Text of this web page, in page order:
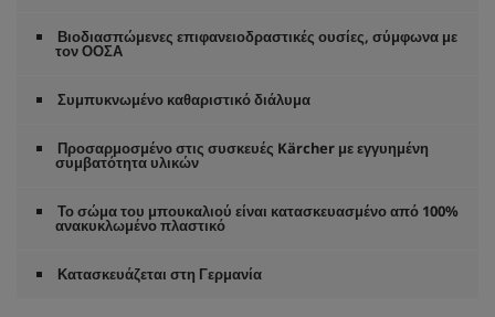
Βιοδιασπώμενες επιφανειοδραστικές ουσίες, σύμφωνα με
τον ΟΟΣΑ
Συμπυκνωμένο καθαριστικό διάλυμα
Προσαρμοσμένο στις συσκευές Kärcher με εγγυημένη
συμβατότητα υλικών
Το σώμα του μπουκαλιού είναι κατασκευασμένο από 100%
ανακυκλωμένο πλαστικό
Κατασκευάζεται στη Γερμανία